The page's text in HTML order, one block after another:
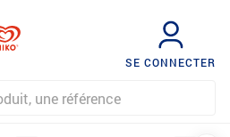
SE CONNECTER